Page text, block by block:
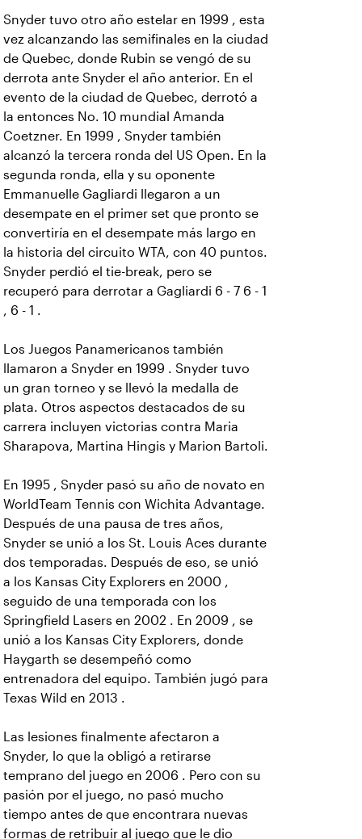
Snyder tuvo otro año estelar en 1999 , esta
vez alcanzando las semifinales en la ciudad
de Quebec, donde Rubin se vengó de su
derrota ante Snyder el año anterior. En el
evento de la ciudad de Quebec, derrotó a
la entonces No. 10 mundial Amanda
Coetzner. En 1999 , Snyder también
alcanzó la tercera ronda del US Open. En la
segunda ronda, ella y su oponente
Emmanuelle Gagliardi llegaron a un
desempate en el primer set que pronto se
convertiría en el desempate más largo en
la historia del circuito WTA, con 40 puntos.
Snyder perdió el tie-break, pero se
recuperó para derrotar a Gagliardi 6 - 7 6 - 1
, 6 - 1 .
Los Juegos Panamericanos también
llamaron a Snyder en 1999 . Snyder tuvo
un gran torneo y se llevó la medalla de
plata. Otros aspectos destacados de su
carrera incluyen victorias contra Maria
Sharapova, Martina Hingis y Marion Bartoli.
En 1995 , Snyder pasó su año de novato en
WorldTeam Tennis con Wichita Advantage.
Después de una pausa de tres años,
Snyder se unió a los St. Louis Aces durante
dos temporadas. Después de eso, se unió
a los Kansas City Explorers en 2000 ,
seguido de una temporada con los
Springfield Lasers en 2002 . En 2009 , se
unió a los Kansas City Explorers, donde
Haygarth se desempeñó como
entrenadora del equipo. También jugó para
Texas Wild en 2013 .
Las lesiones finalmente afectaron a
Snyder, lo que la obligó a retirarse
temprano del juego en 2006 . Pero con su
pasión por el juego, no pasó mucho
tiempo antes de que encontrara nuevas
formas de retribuir al juego que le dio